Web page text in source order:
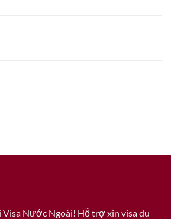
Visa Nước Ngoài! Hỗ trợ xin visa du